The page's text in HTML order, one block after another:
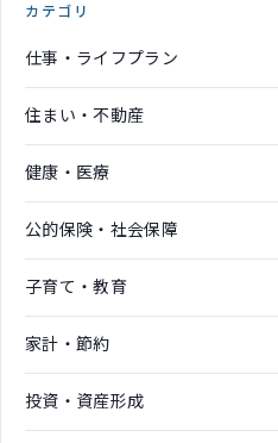
カテゴリ
仕事・ライフプラン
住まい・不動産
健康・医療
公的保険・社会保障
子育て・教育
家計・節約
投資・資産形成